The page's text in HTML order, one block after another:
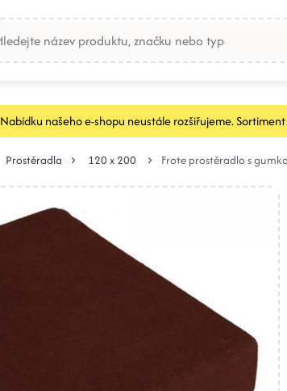
Nabídku našeho e-shopu neustále rozšiřujeme.
Prostěradla 120 x 200 Frote prostěradlo s